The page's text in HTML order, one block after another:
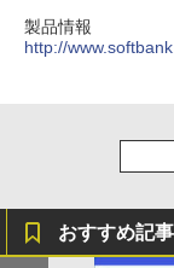
製品情報
http://
おすすめ記事